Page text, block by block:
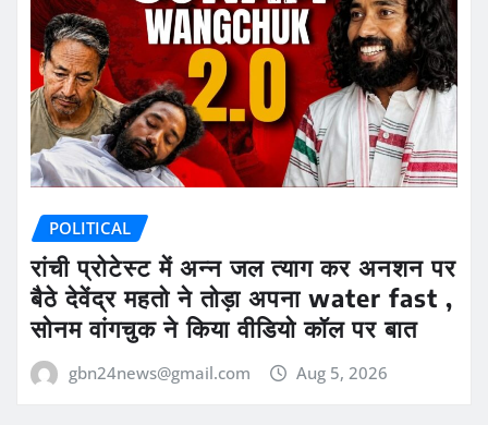
POLITICAL
रांची प्रोटेस्ट में अन्न जल त्याग कर अनशन पर
बैठे देवेंद्र महतो ने तोड़ा अपना water fast ,
सोनम वांगचुक ने किया वीडियो कॉल पर बात
gbn24news@gmail.com Aug 5, 2026